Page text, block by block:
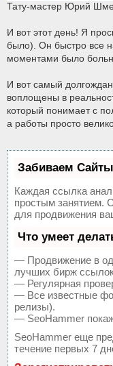
Тату-мастер Юрий
И вот этот день! Я
было). Он быстро все
моментами было
И вот самый
воплощены в
который понимает с
а работы просто
Забиваем
Каждая ссылка
простым занятием.
для продвижения
Что умеет
— Продвижение в
лучших бирж
— Регулярная
— Все известные
релизы).
— SeoHammer
SeoHammer еще
течение первых 7